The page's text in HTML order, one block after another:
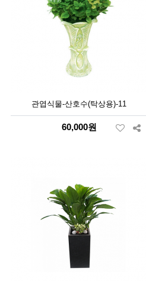
관엽식물-산호수(탁상용)-11
60,000원